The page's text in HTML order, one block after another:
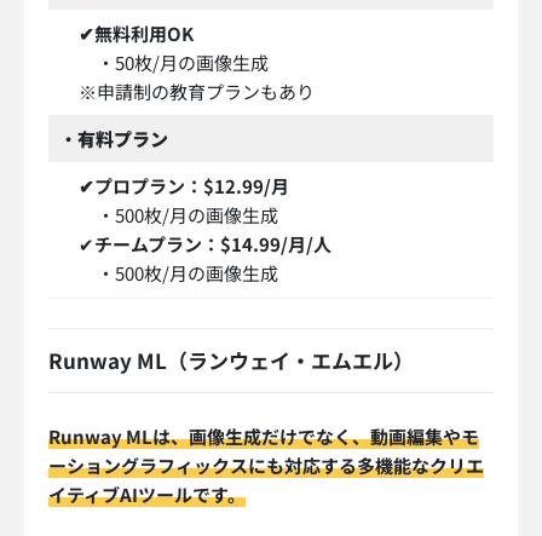
✔無料利用OK
・50枚/月の画像生成
※申請制の教育プランもあり
・ 有料プラン
✔プロプラン：$12.99/月
・500枚/月の画像生成
✔チームプラン：$14.99/月/人
・500枚/月の画像生成
Runway ML（ランウェイ・エムエル）
Runway MLは、画像生成だけでなく、動画編集やモ
ーショングラフィックスにも対応する多機能なクリエ
イティブAIツールです。